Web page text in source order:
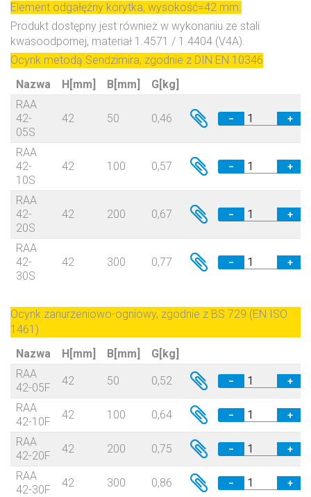
Element odgałęźny korytka, wysokość=42 mm.
Produkt dostępny jest również w wykonaniu ze stali
kwasoodpornej, materiał 1.4571 / 1.4404 (V4A).
Ocynk metodą Sendzimira, zgodnie z DIN EN 10346
Nazwa
H[mm] B[mm]
G[kg]
RAA
42-
05S
42 50 0,46 − +
RAA
42-
10S
42 100 0,57 − +
RAA
42-
20S
42 200 0,67 − +
RAA
42-
30S
42 300 0,77 − +
Ocynk zanurzeniowo-ogniowy, zgodnie z BS 729 (EN ISO
1461)
Nazwa
H[mm] B[mm]
G[kg]
RAA
42-05F
42 50 0,52 − +
RAA
42-10F
42 100 0,64 − +
RAA
42-20F
42 200 0,75 − +
RAA
42-30F
42 300 0,86 − +